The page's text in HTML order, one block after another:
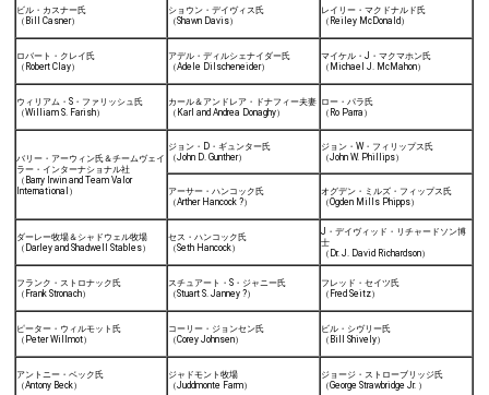
ビル・カスナー氏
（Bill Casner）
ショウン・デイヴィス氏
（Shawn Davis）
レイリー・マクドナルド氏
（Reiley McDonald）
ロバート・クレイ氏
（Robert Clay）
アデル・ディルシェナイダー氏
（Adele Dilscheneider）
マイケル・J・マクマホン氏
（Michael J. McMahon）
ウィリアム・S・ファリッシュ氏
（William S. Farish）
カール＆アンドレア・ドナフィー夫妻
（Karl and Andrea Donaghy）
ロー・パラ氏
（Ro Parra）
バリー・アーウィン氏＆チームヴェイ
ラー・インターナショナル社
（Barry Irwin and Team Valor
International）
ジョン・D・ギュンター氏
（John D. Gunther）
ジョン・W・フィリップス氏
（John W. Phillips）
アーサー・ハンコック氏
（Arther Hancock ?）
オグデン・ミルズ・フィップス氏
（Ogden Mills Phipps）
ダーレー牧場＆シャドウェル牧場
（Darley and Shadwell Stables）
セス・ハンコック氏
（Seth Hancock）
J・デイヴィッド・リチャードソン博
士
（Dr. J. David Richardson）
フランク・ストロナック氏
（Frank Stronach）
スチュアート・S・ジャニー氏
（Stuart S. Janney ?）
フレッド・セイツ氏
（Fred Seitz）
ピーター・ウィルモット氏
（Peter Willmot）
コーリー・ジョンセン氏
（Corey Johnsen）
ビル・シヴリー氏
（Bill Shively）
アントニー・ベック氏
（Antony Beck）
ジャドモント牧場
（Juddmonte Farm）
ジョージ・ストローブリッジ氏
（George Strawbridge Jr. ）